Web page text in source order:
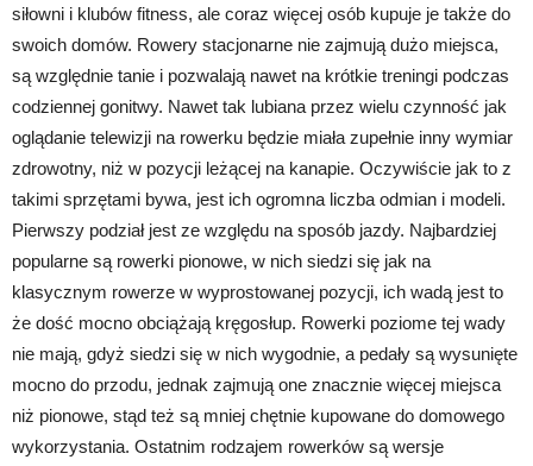
siłowni i klubów fitness, ale coraz więcej osób kupuje je także do
swoich domów. Rowery stacjonarne nie zajmują dużo miejsca,
są względnie tanie i pozwalają nawet na krótkie treningi podczas
codziennej gonitwy. Nawet tak lubiana przez wielu czynność jak
oglądanie telewizji na rowerku będzie miała zupełnie inny wymiar
zdrowotny, niż w pozycji leżącej na kanapie. Oczywiście jak to z
takimi sprzętami bywa, jest ich ogromna liczba odmian i modeli.
Pierwszy podział jest ze względu na sposób jazdy. Najbardziej
popularne są rowerki pionowe, w nich siedzi się jak na
klasycznym rowerze w wyprostowanej pozycji, ich wadą jest to
że dość mocno obciążają kręgosłup. Rowerki poziome tej wady
nie mają, gdyż siedzi się w nich wygodnie, a pedały są wysunięte
mocno do przodu, jednak zajmują one znacznie więcej miejsca
niż pionowe, stąd też są mniej chętnie kupowane do domowego
wykorzystania. Ostatnim rodzajem rowerków są wersje